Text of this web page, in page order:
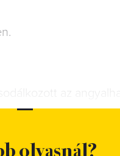
az angyalhal.
olvasnál?